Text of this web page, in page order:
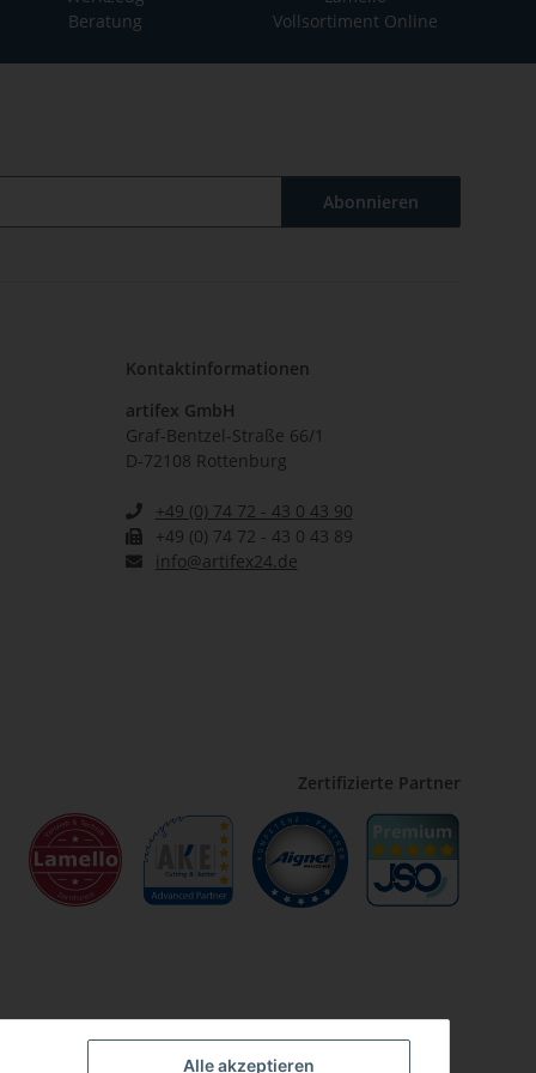
Alle akzeptieren
Beratung
Vollsortiment Online
Abonnieren
Kontaktinformationen
artifex GmbH
Graf-Bentzel-Straße 66/1
D-72108 Rottenburg
+49 (0) 74 72 - 43 0 43 90
+49 (0) 74 72 - 43 0 43 89
info@artifex24.de
Zertifizierte Partner